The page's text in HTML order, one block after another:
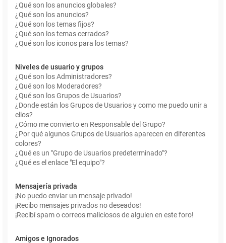
¿Qué son los anuncios globales?
¿Qué son los anuncios?
¿Qué son los temas fijos?
¿Qué son los temas cerrados?
¿Qué son los iconos para los temas?
Niveles de usuario y grupos
¿Qué son los Administradores?
¿Qué son los Moderadores?
¿Qué son los Grupos de Usuarios?
¿Donde están los Grupos de Usuarios y como me puedo unir a
ellos?
¿Cómo me convierto en Responsable del Grupo?
¿Por qué algunos Grupos de Usuarios aparecen en diferentes
colores?
¿Qué es un "Grupo de Usuarios predeterminado"?
¿Qué es el enlace "El equipo"?
Mensajería privada
¡No puedo enviar un mensaje privado!
¡Recibo mensajes privados no deseados!
¡Recibí spam o correos maliciosos de alguien en este foro!
Amigos e Ignorados